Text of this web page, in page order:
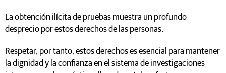
La obtención ilícita de pruebas muestra un profundo
desprecio por estos derechos de las personas.
Respetar, por tanto, estos derechos es esencial para mantener
la dignidad y la confianza en el sistema de investigaciones